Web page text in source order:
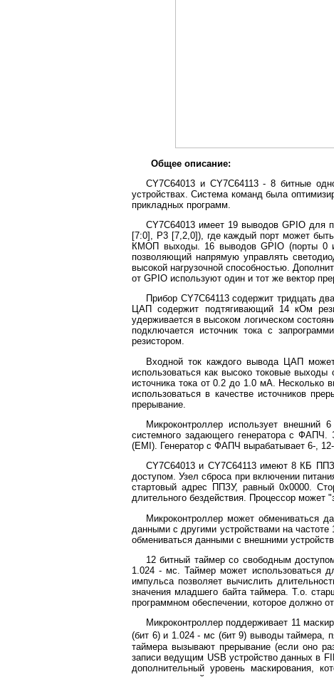
Общее описание:
CY7C64013 и CY7C64113 - 8 битные
устройствах. Система команд была
прикладных программ.
CY7C64013 имеет 19 выводов GPIO для
[7:0], P3 [7,2,0]), где каждый порт может
КМОП выходы. 16 выводов GPIO (порты 0
позволяющий напрямую управлять
высокой нагрузочной способностью.
от GPIO используют один и тот же вектор
Прибор CY7C64113 содержит тридцать
ЦАП содержит подтягивающий 14 кОм
удерживается в высоком логическом
подключается источник тока с
резистором.
Входной ток каждого вывода ЦАП
использоваться как высоко токовые
источника тока от 0.2 до 1.0 мА.
использоваться в качестве источников
прерывание.
Микроконтроллер использует внешний
системного задающего генератора с ФАПЧ.
(EMI). Генератор с ФАПЧ вырабатывает 6-,
CY7C64013 и CY7C64113 имеют 8 КБ
доступом. Узел сброса при включении
стартовый адрес ППЗУ, равный 0x0000.
длительного бездействия. Процессор может
Микроконтроллер может обмениваться
данными с другими устройствами на
обмениваться данными с внешними
12 битный таймер со свободным
1.024 - мс. Таймер может использоваться
импульса позволяет вычислить
значения младшего байта таймера. Т.о.
программном обеспечении, которое должно
Микроконтроллер поддерживает 11
(бит 6) и 1.024 - мс (бит 9) выводы таймера,
таймера вызывают прерывание (если оно
записи ведущим USB устройство данных в
дополнительный уровень маскирования,